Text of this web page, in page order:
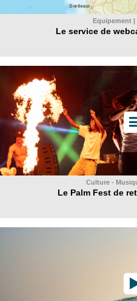
Equipement |
Le service de
Culture -
Le Palm Fest de